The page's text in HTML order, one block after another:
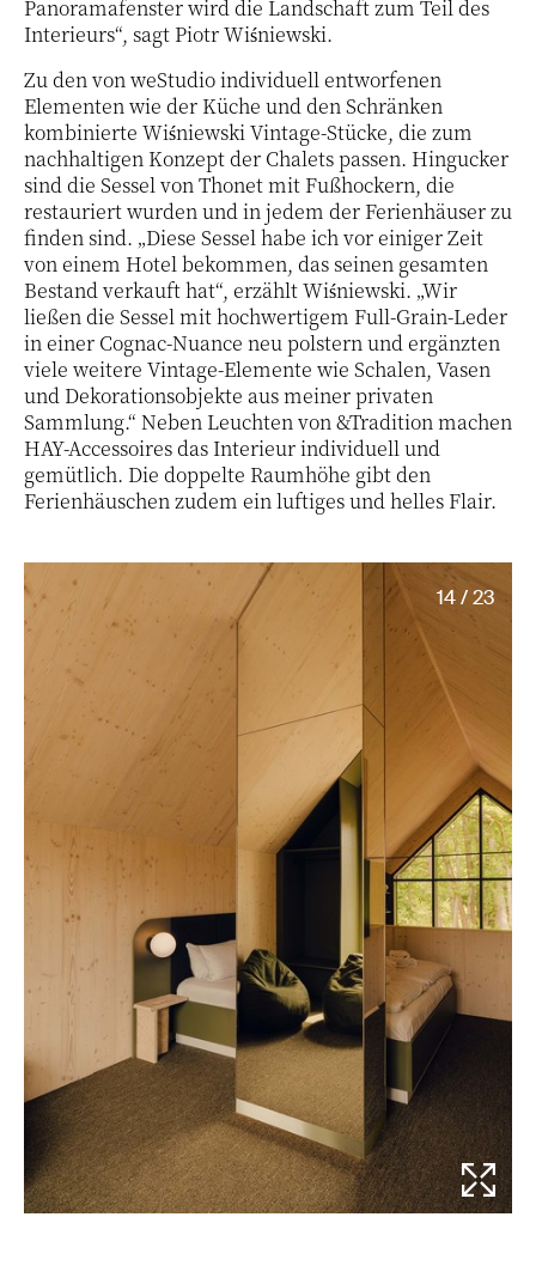
Panoramafenster wird die Landschaft zum Teil des
Interieurs“, sagt Piotr Wiśniewski.
Zu den von weStudio individuell entworfenen
Elementen wie der Küche und den Schränken
kombinierte Wiśniewski Vintage-Stücke, die zum
nachhaltigen Konzept der Chalets passen. Hingucker
sind die Sessel von Thonet mit Fußhockern, die
restauriert wurden und in jedem der Ferienhäuser zu
finden sind. „Diese Sessel habe ich vor einiger Zeit
von einem Hotel bekommen, das seinen gesamten
Bestand verkauft hat“, erzählt Wiśniewski. „Wir
ließen die Sessel mit hochwertigem Full-Grain-Leder
in einer Cognac-Nuance neu polstern und ergänzten
viele weitere Vintage-Elemente wie Schalen, Vasen
und Dekorationsobjekte aus meiner privaten
Sammlung.“ Neben Leuchten von &Tradition machen
HAY-Accessoires das Interieur individuell und
gemütlich. Die doppelte Raumhöhe gibt den
Ferienhäuschen zudem ein luftiges und helles Flair.
14 / 23